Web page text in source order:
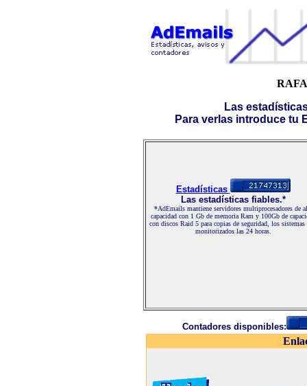
Las
Para verlas introduce tu
Estadísticas
Las estadísticas fiables.*
*AdEmails mantiene servidores multiprocesadores de
capacidad con 1 Gb de memoria Ram y 100Gb de
con discos Raid 5 para copias de seguridad, los sistemas
monitorizados las 24 horas.
Contadores disponibles: